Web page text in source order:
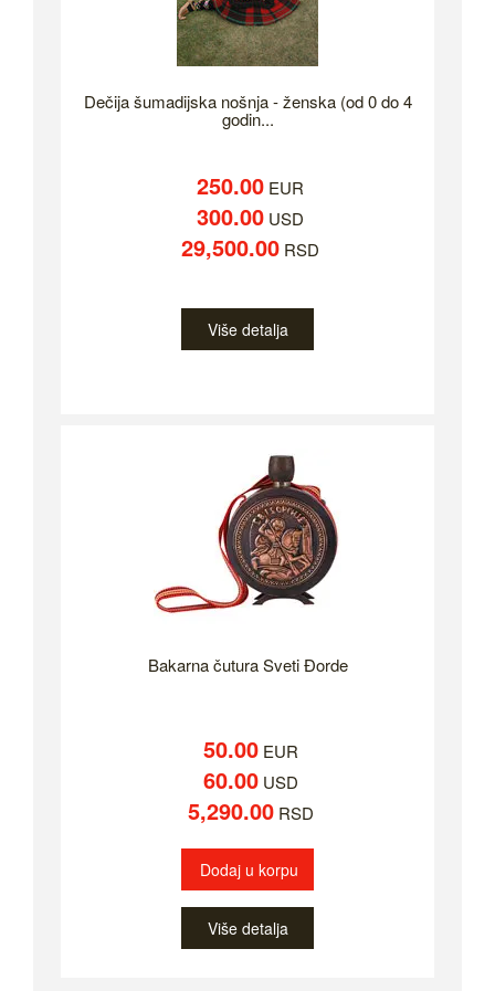
Dečija šumadijska nošnja - ženska (od 0 do 4
godin...
250.00 EUR
300.00 USD
29,500.00 RSD
Više detalja
Bakarna čutura Sveti Đorde
50.00EUR
60.00USD
5,290.00RSD
Dodaj u korpu
Više detalja